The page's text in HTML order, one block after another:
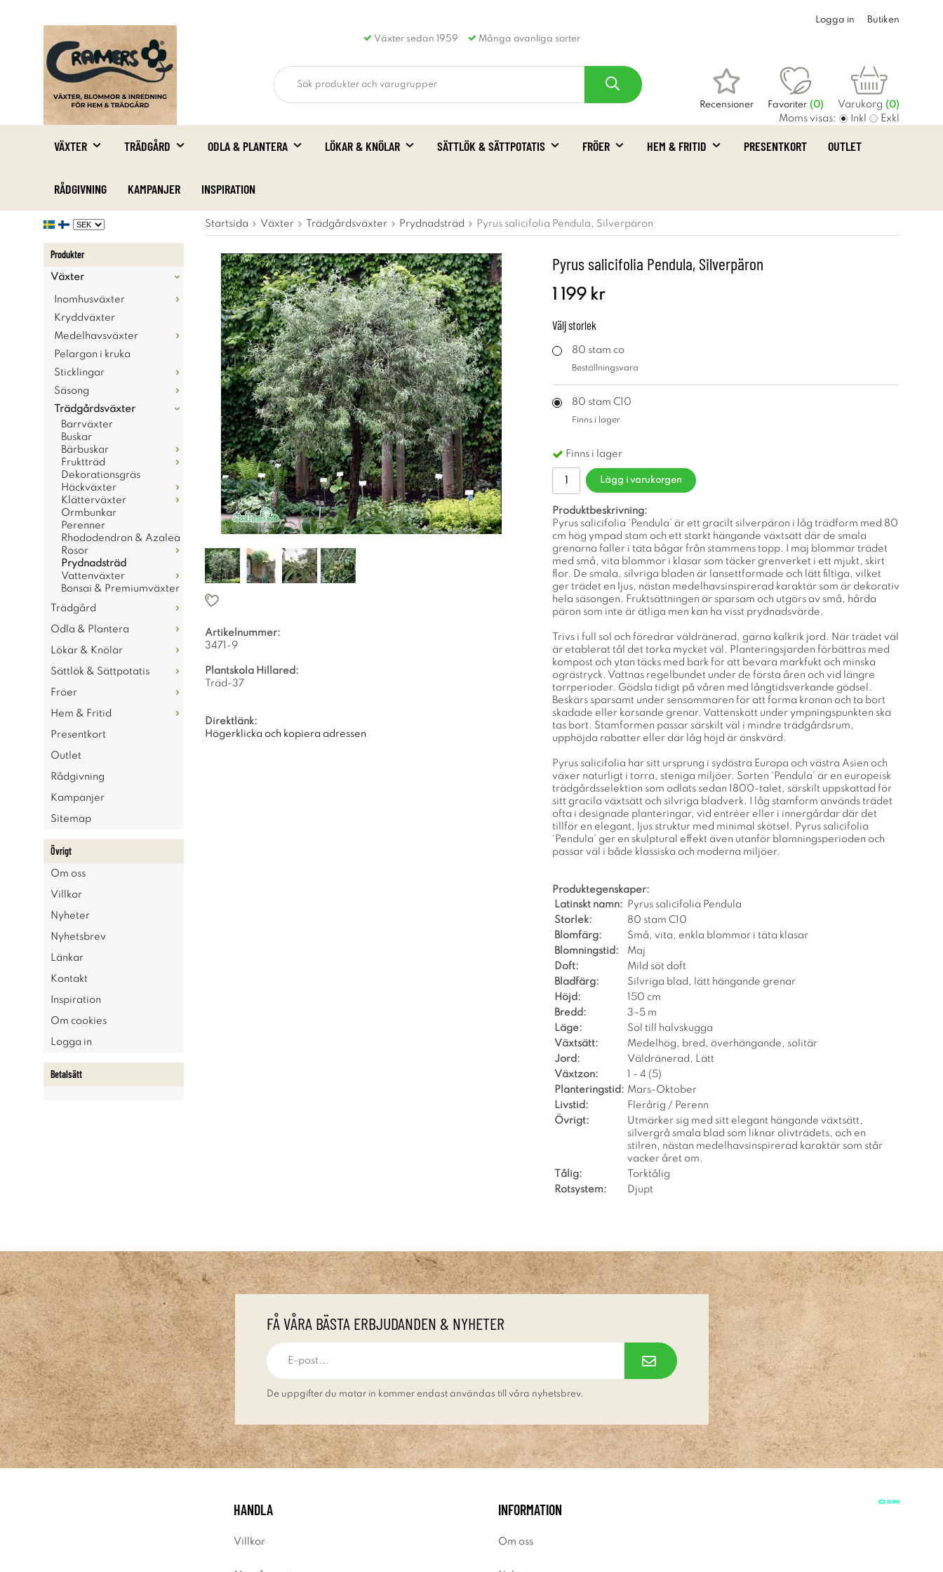
Växter sedan 1959 Många ovanliga sorter
Logga in Butiken
Recensioner Favoriter (0) Varukorg (0)
Moms visas: Inkl Exkl
VÄXTER TRÄDGÅRD ODLA & PLANTERA LÖKAR & KNÖLAR SÄTTLÖK & SÄTTPOTATIS FRÖER HEM & FRITID PRESENTKORT OUTLET
RÅDGIVNING KAMPANJER INSPIRATION
Produkter
Växter
Inomhusväxter
Kryddväxter
Medelhavsväxter
Pelargon i kruka
Sticklingar
Säsong
Trädgårdsväxter
Barrväxter
Buskar
Bärbuskar
Fruktträd
Dekorationsgräs
Häckväxter
Klätterväxter
Ormbunkar
Perenner
Rhododendron & Azalea
Rosor
Prydnadsträd
Vattenväxter
Bonsai & Premiumväxter
Trädgård
Odla & Plantera
Lökar & Knölar
Sättlök & Sättpotatis
Fröer
Hem & Fritid
Presentkort
Outlet
Rådgivning
Kampanjer
Sitemap
Övrigt
Om oss
Villkor
Nyheter
Nyhetsbrev
Länkar
Kontakt
Inspiration
Om cookies
Logga in
Betalsätt
Startsida Växter Trädgårdsväxter Prydnadsträd Pyrus salicifolia Pendula, Silverpäron
Pyrus salicifolia Pendula, Silverpäron
1 199 kr
Väljstorlek
80 stam co
Beställningsvara
80 stam C10
Finns i lager
Finns i lager
Lägg i varukorgen
Produktbeskrivning:
Pyrus salicifolia ‘Pendula’ är ett gracilt silverpäron i låg trädform med 80
cm hög ympad stam och ett starkt hängande växtsätt där de smala
grenarna faller i täta bågar från stammens topp. I maj blommar trädet
med små, vita blommor i klasar som täcker grenverket i ett mjukt, skirt
flor. De smala, silvriga bladen är lansettformade och lätt filtiga, vilket
ger trädet en ljus, nästan medelhavsinspirerad karaktär som är dekorativ
hela säsongen. Fruktsättningen är sparsam och utgörs av små, hårda
päron som inte är ätliga men kan ha visst prydnadsvärde.
Trivs i full sol och föredrar väldränerad, gärna kalkrik jord. När trädet väl
är etablerat tål det torka mycket väl. Planteringsjorden förbättras med
kompost och ytan täcks med bark för att bevara markfukt och minska
ogrästryck. Vattnas regelbundet under de första åren och vid längre
torrperioder. Gödsla tidigt på våren med långtidsverkande gödsel.
Beskärs sparsamt under sensommaren för att forma kronan och ta bort
skadade eller korsande grenar. Vattenskott under ympningspunkten ska
tas bort. Stamformen passar särskilt väl i mindre trädgårdsrum,
upphöjda rabatter eller där låg höjd är önskvärd.
Pyrus salicifolia har sitt ursprung i sydöstra Europa och västra Asien och
växer naturligt i torra, steniga miljöer. Sorten ‘Pendula’ är en europeisk
trädgårdsselektion som odlats sedan 1800-talet, särskilt uppskattad för
sitt gracila växtsätt och silvriga bladverk. I låg stamform används trädet
ofta i designade planteringar, vid entréer eller i innergårdar där det
tillför en elegant, ljus struktur med minimal skötsel. Pyrus salicifolia
‘Pendula’ ger en skulptural effekt även utanför blomningsperioden och
passar väl i både klassiska och moderna miljöer.
Produktegenskaper:
Latinskt namn:
Pyrus salicifolia Pendula
Storlek:
80 stam C10
Blomfärg:
Små, vita, enkla blommor i täta klasar
Blomningstid:
Maj
Doft:
Mild söt doft
Bladfärg:
Silvriga blad, lätt hängande grenar
Höjd:
150 cm
Bredd:
3–5 m
Läge:
Sol till halvskugga
Växtsätt:
Medelhög, bred, överhängande, solitär
Jord:
Väldränerad, Lätt
Växtzon:
1 - 4 (5)
Planteringstid: Mars-Oktober
Livstid:
Flerårig / Perenn
Övrigt:
Utmärker sig med sitt elegant hängande växtsätt,
silvergrå smala blad som liknar olivträdets, och en
stilren, nästan medelhavsinspirerad karaktär som står
vacker året om.
Tålig:
Torktålig
Rotsystem:
Djupt
Artikelnummer:
3471-9
Plantskola Hillared:
Träd-37
Direktlänk:
Högerklicka och kopiera adressen
FÅ VÅRA BÄSTA ERBJUDANDEN & NYHETER
De uppgifter du matar in kommer endast användas till våra nyhetsbrev.
HANDLA
Villkor
INFORMATION
Om oss